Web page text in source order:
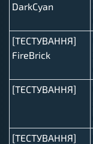
DarkCyan
[ТЕСТУВАННЯ]
FireBrick
[ТЕСТУВАННЯ]
[ТЕСТУВАННЯ]